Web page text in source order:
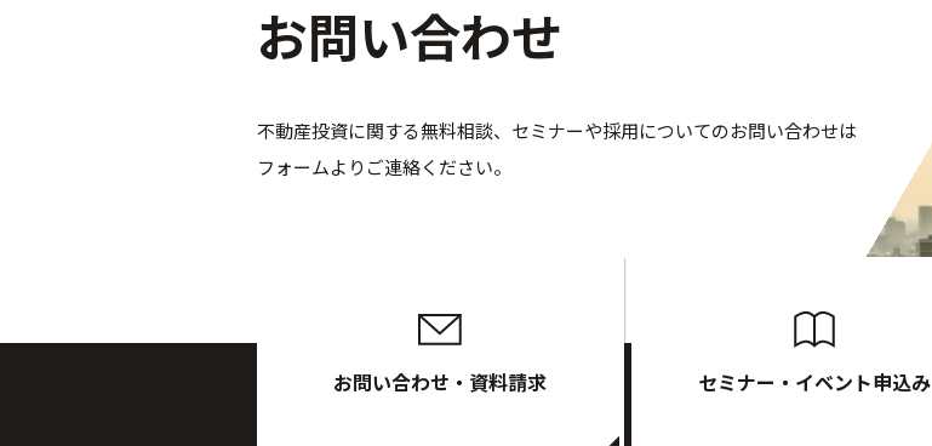
お問い合わせ
不動産投資に関する無料相談、セミナーや採用についてのお問い合わせは
フォームよりご連絡ください。
お問い合わせ・資料請求 セミナー・イベント申込み